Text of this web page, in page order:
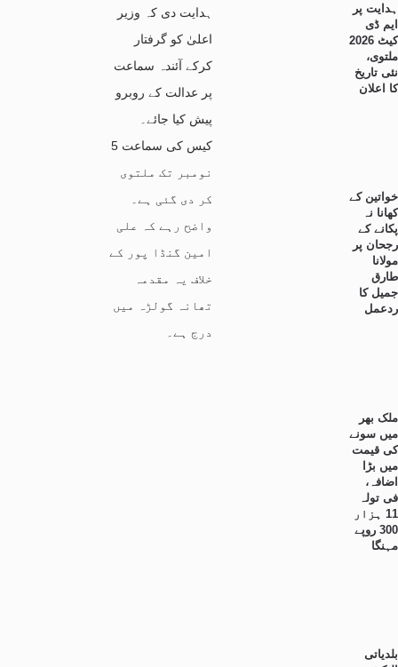
ہدایت دی کہ وزیر
اعلیٰ کو گرفتار
کرکے آئندہ سماعت
پر عدالت کے روبرو
پیش کیا جائے۔
کیس کی سماعت 5
نومبر تک ملتوی
کر دی گئی ہے۔
واضح رہے کہ علی
امین گنڈا پور کے
خلاف یہ مقدمہ
تھانہ گولڑہ میں
درج ہے۔
ہدایت پر
ایم ڈی
کیٹ 2026
ملتوی،
نئی تاریخ
کا اعلان
خواتین کے
کھانا نہ
پکانے کے
رجحان پر
مولانا
طارق
جمیل کا
ردعمل
ملک بھر
میں سونے
کی قیمت
میں بڑا
اضافہ،
فی تولہ
11 ہزار
300 روپے
مہنگا
بلدیاتی